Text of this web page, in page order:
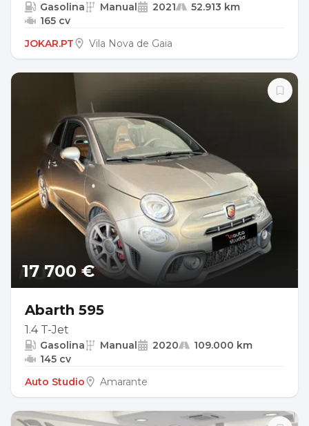
Gasolina Manual 2021
52.913 km
165 cv
JOKAR.PT
Vila Nova de Gaia
17 700 €
Abarth 595
1.4 T-Jet
Gasolina Manual 2020
109.000 km
145 cv
Auto Studio
Amarante